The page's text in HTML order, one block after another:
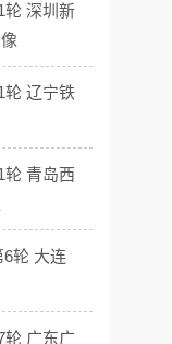
轮 深圳新
轮 辽宁铁
轮 青岛西
6轮 大连
轮 广东广